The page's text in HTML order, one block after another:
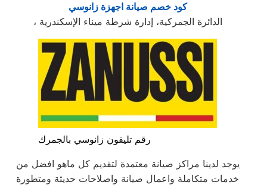
كود خصم صيانة اجهزة زانوسي
، الدائرة الجمركية، إدارة شرطة ميناء الإسكندرية
رقم تليفون زانوسي بالجمرك
يوجد لدينا مراكز صيانة معتمدة لتقديم كل ماهو افضل من
خدمات متكاملة واعمال صيانة واصلاحات حديثة ومتطورة